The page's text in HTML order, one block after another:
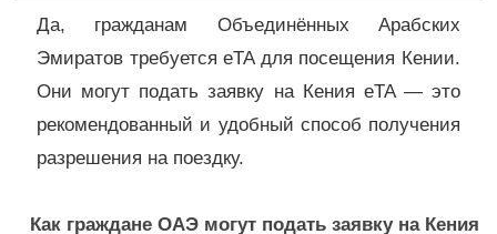
Да, гражданам Объединённых Арабских
Эмиратов требуется eTA для посещения Кении.
Они могут подать заявку на Кения eTA — это
рекомендованный и удобный способ получения
разрешения на поездку.
Как граждане ОАЭ могут подать заявку на Кения